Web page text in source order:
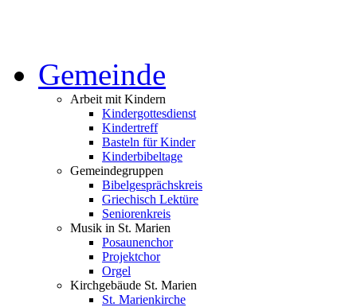
Gemeinde
Arbeit mit Kindern
Kindergottesdienst
Kindertreff
Basteln für Kinder
Kinderbibeltage
Gemeindegruppen
Bibelgesprächskreis
Griechisch Lektüre
Seniorenkreis
Musik in St. Marien
Posaunenchor
Projektchor
Orgel
Kirchgebäude St. Marien
St. Marienkirche